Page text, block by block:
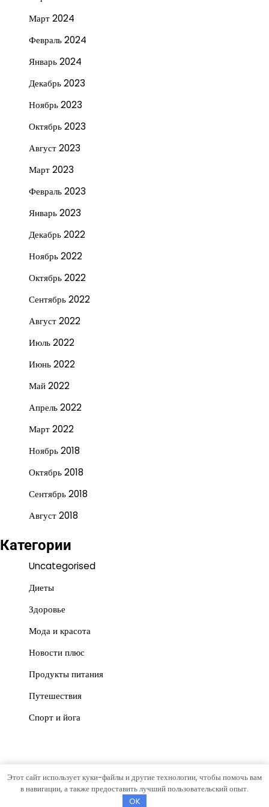
Март 2024
Февраль 2024
Январь 2024
Декабрь 2023
Ноябрь 2023
Октябрь 2023
Август 2023
Март 2023
Февраль 2023
Январь 2023
Декабрь 2022
Ноябрь 2022
Октябрь 2022
Сентябрь 2022
Август 2022
Июль 2022
Июнь 2022
Май 2022
Апрель 2022
Март 2022
Ноябрь 2018
Октябрь 2018
Сентябрь 2018
Август 2018
Категории
Uncategorised
Диеты
Здоровье
Мода и красота
Новости плюс
Продукты питания
Путешествия
Спорт и йога
Copyright © 2026Красота и пользаТема News Store от
Этот сайт использует куки-файлы и другие технологии, чтобы помочь вам
в навигации, а также предоставить лучший пользовательский опыт.
OK